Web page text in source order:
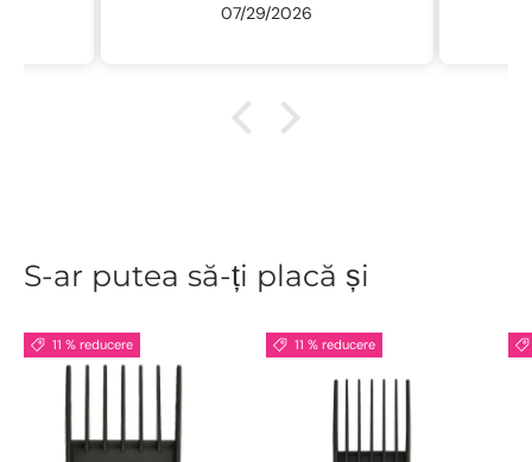
07/29/2026
S-ar putea să-ți placă și
11 % reducere 11 % reducere